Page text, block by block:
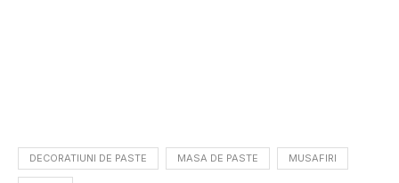
DECORATIUNI DE PASTE MASA DE PASTE MUSAFIRI